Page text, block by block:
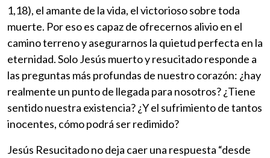
1,18), el amante de la vida, el victorioso sobre toda
muerte. Por eso es capaz de ofrecernos alivio en el
camino terreno y asegurarnos la quietud perfecta en la
eternidad. Solo Jesús muerto y resucitado responde a
las preguntas más profundas de nuestro corazón: ¿hay
realmente un punto de llegada para nosotros? ¿Tiene
sentido nuestra existencia? ¿Y el sufrimiento de tantos
inocentes, cómo podrá ser redimido?
Jesús Resucitado no deja caer una respuesta “desde